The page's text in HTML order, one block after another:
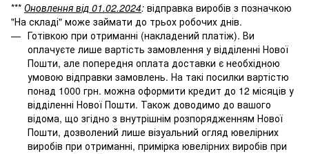
*** Оновлення від 01.02.2024: відправка виробів з позначкою
"На складі" може займати до трьох робочих днів.
Готівкою при отриманні (накладений платіж). Ви
оплачуєте лише вартість замовлення у відділенні Нової
Пошти, але попередня оплата доставки є необхідною
умовою відправки замовлень. На такі посилки вартістю
понад 1000 грн. можна оформити кредит до 12 місяців у
відділенні Нової Пошти. Також доводимо до вашого
відома, що згідно з внутрішнім розпорядженням Нової
Пошти, дозволений лише візуальний огляд ювелірних
виробів при отриманні, примірка ювелірних виробів при